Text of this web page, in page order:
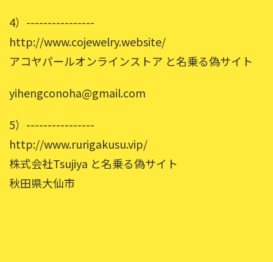
4）----------------
http://www.cojewelry.website/
アコヤパールオンラインストア と名乗る偽サイト
yihengconoha@gmail.com
5）----------------
http://www.rurigakusu.vip/
株式会社Tsujiya と名乗る偽サイト
秋田県大仙市